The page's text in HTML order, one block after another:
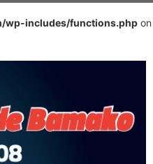
wp-includes/functions.php on